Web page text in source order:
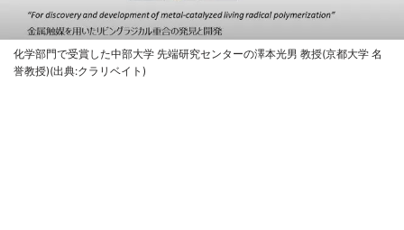
化学部門で受賞した中部大学 先端研究センターの澤本光男 教授(京都大学 名
誉教授)(出典:クラリベイト)